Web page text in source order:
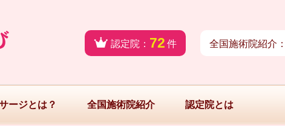
認定院： 72 件 全国施術院紹介：
ージとは？ 全国施術院紹介 認定院とは